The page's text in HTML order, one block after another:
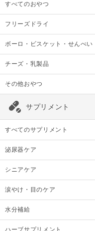
すべてのおやつ
フリーズドライ
ボーロ・ビスケット・せんべい
チーズ・乳製品
その他おやつ
サプリメント
すべてのサプリメント
泌尿器ケア
シニアケア
涙やけ・目のケア
水分補給
ハーブサプリメント